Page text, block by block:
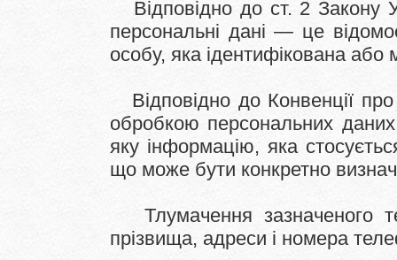
Відповідно до ст. 2 Закону
персональні дані — це
особу, яка ідентифікована або
Відповідно до Конвенції
обробкою персональних
яку інформацію, яка
що може бути конкретно
Тлумачення зазначеного
прізвища, адреси і номера